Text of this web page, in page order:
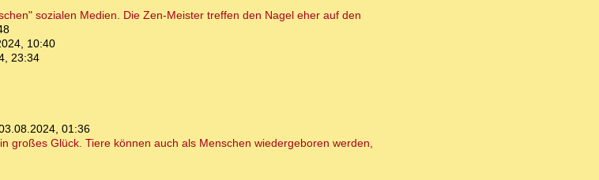
sozialen Medien. Die Zen-Meister treffen den Nagel eher auf den
10:40
23:34
01:36
großes Glück. Tiere können auch als Menschen wiedergeboren werden,